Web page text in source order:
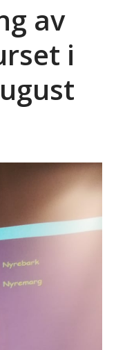
for sjeldne
(SSD)
TIL
2026
av
i